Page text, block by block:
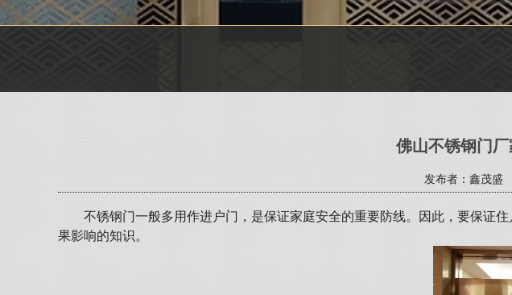
佛山不锈钢门
发布者：鑫茂盛
不锈钢门一般多用作进户门，是保证家庭安全的重要防线。因此，要保证
果影响的知识。